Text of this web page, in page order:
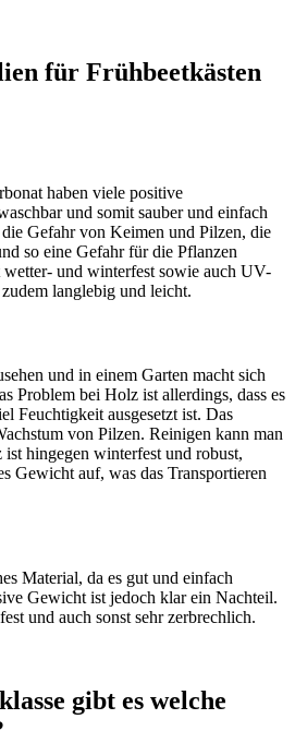
für Frühbeetkästen
haben viele positive
und somit sauber und einfach
Gefahr von Keimen und Pilzen, die
so eine Gefahr für die Pflanzen
wetter- und winterfest sowie auch UV-
langlebig und leicht.
und in einem Garten macht sich
Problem bei Holz ist allerdings, dass es
Feuchtigkeit ausgesetzt ist. Das
von Pilzen. Reinigen kann man
hingegen winterfest und robust,
Gewicht auf, was das Transportieren
Material, da es gut und einfach
Gewicht ist jedoch klar ein Nachteil.
und auch sonst sehr zerbrechlich.
gibt es welche